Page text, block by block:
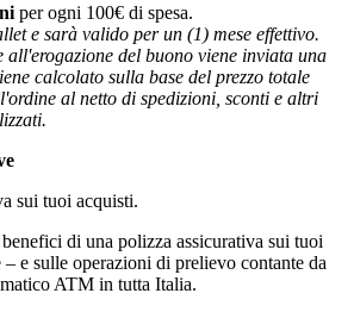
per ogni 100€ di spesa.
e sarà valido per un (1) mese effettivo.
all'erogazione del buono viene inviata una
calcolato sulla base del prezzo totale
al netto di spedizioni, sconti e altri
sui tuoi acquisti.
di una polizza assicurativa sui tuoi
e sulle operazioni di prelievo contante da
ATM in tutta Italia.